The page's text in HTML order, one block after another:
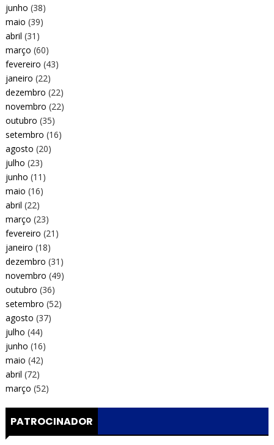
junho (38)
maio (39)
abril (31)
março (60)
fevereiro (43)
janeiro (22)
dezembro (22)
novembro (22)
outubro (35)
setembro (16)
agosto (20)
julho (23)
junho (11)
maio (16)
abril (22)
março (23)
fevereiro (21)
janeiro (18)
dezembro (31)
novembro (49)
outubro (36)
setembro (52)
agosto (37)
julho (44)
junho (16)
maio (42)
abril (72)
março (52)
PATROCINADOR